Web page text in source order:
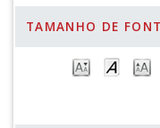
TAMANHO DE